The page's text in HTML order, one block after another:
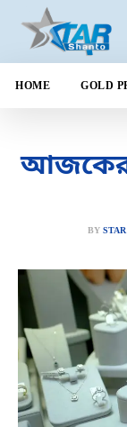
HOME GOLD
আজকের
BY